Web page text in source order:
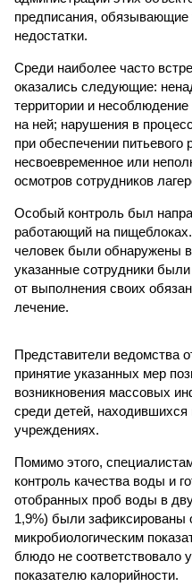
предписания,
недостатки.
Среди наиболее часто
оказались следующие:
территории и несоблюдение
на ней; нарушения в
при обеспечении питьевого
несвоевременное или
осмотров сотрудников
Особый контроль был
работающий на
человек были обнаружены
указанные сотрудники
от выполнения своих
лечение.
Представители ведомства
принятие указанных мер
возникновения массовых
среди детей, находившихся
учреждениях.
Помимо этого,
контроль качества воды и
отобранных проб воды в
1,9%) были зафиксированы
микробиологическим
блюдо не соответствовало
показателю калорийности.